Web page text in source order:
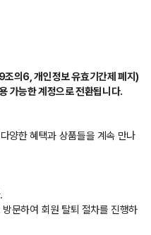
의6, 개인정보 유효기간제 폐지)
가능한 계정으로 전환됩니다.
양한 혜택과 상품들을 계속 만나
문하여 회원 탈퇴 절차를 진행하